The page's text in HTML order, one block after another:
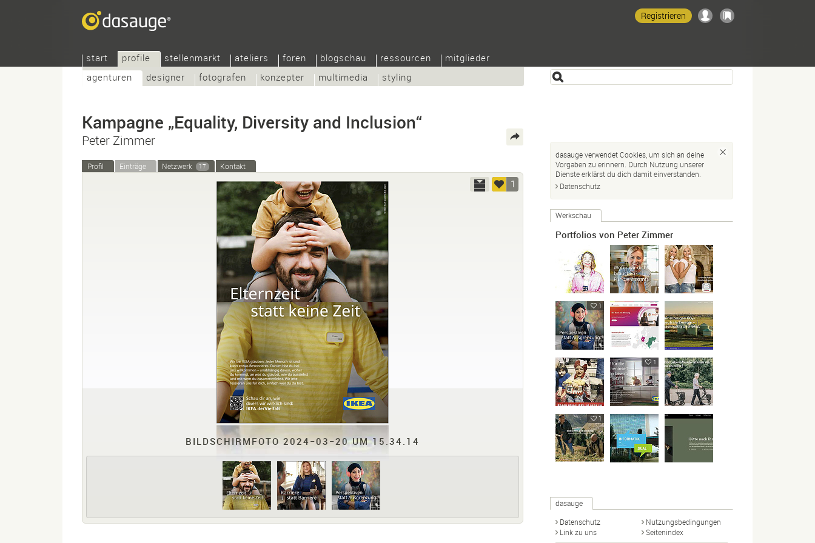
start
profile
agenturen
designer fotografen konzepter multimedia styling
stellenmarkt ateliers foren blogschau ressourcen mitglieder
Registrieren
Kampagne „Equality, Diversity and Inclusion“
Peter Zimmer
Profil Einträge Netzwerk 17 Kontakt
BILDSCHIRMFOTO 2024−03−20 UM 15.34.14
1
dasauge verwendet Cookies, um sich an deine
Vorgaben zu erinnern. Durch Nutzung unserer
Dienste erklärst du dich damit einverstanden.
Datenschutz
Werkschau
Portfolios von Peter Zimmer
1
1
1
dasauge
Datenschutz
Nutzungsbedingungen
Link zu uns
Seitenindex